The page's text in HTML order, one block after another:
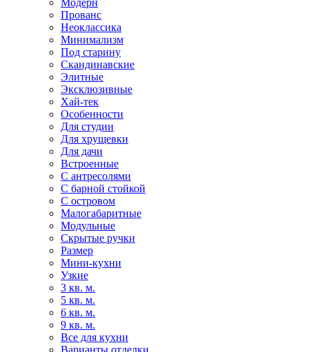
Модерн
Прованс
Неоклассика
Минимализм
Под старину
Скандинавские
Элитные
Эксклюзивные
Хай-тек
Особенности
Для студии
Для хрущевки
Для дачи
Встроенные
С антресолями
С барной стойкой
С островом
Малогабаритные
Модульные
Скрытые ручки
Размер
Мини-кухни
Узкие
3 кв. м.
5 кв. м.
6 кв. м.
9 кв. м.
Все для кухни
Варианты отделки